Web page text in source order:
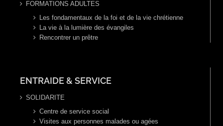
FORMATIONS ADULTES
Les fondamentaux de la foi et de la vie chrétienne
La vie à la lumière des évangiles
Rencontrer un prêtre
ENTRAIDE & SERVICE
SOLIDARITE
Centre de service social
Visites aux personnes malades ou agées